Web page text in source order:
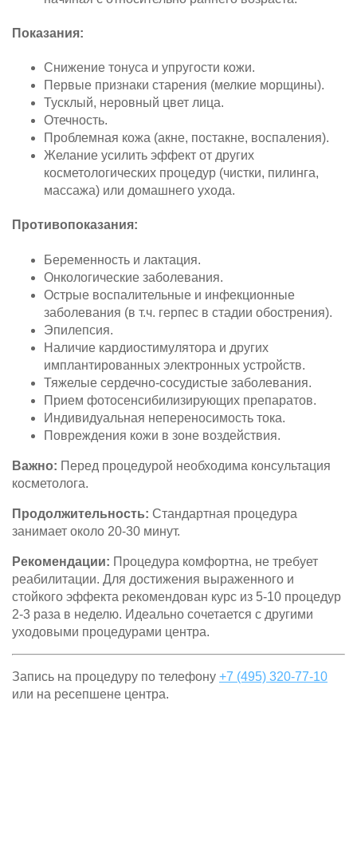
Показания:
Снижение тонуса и упругости кожи.
Первые признаки старения (мелкие морщины).
Тусклый, неровный цвет лица.
Отечность.
Проблемная кожа (акне, постакне, воспаления).
Желание усилить эффект от других
косметологических процедур (чистки, пилинга,
массажа) или домашнего ухода.
Противопоказания:
Беременность и лактация.
Онкологические заболевания.
Острые воспалительные и инфекционные
заболевания (в т.ч. герпес в стадии обострения).
Эпилепсия.
Наличие кардиостимулятора и других
имплантированных электронных устройств.
Тяжелые сердечно-сосудистые заболевания.
Прием фотосенсибилизирующих препаратов.
Индивидуальная непереносимость тока.
Повреждения кожи в зоне воздействия.
Важно: Перед процедурой необходима консультация
косметолога.
Продолжительность: Стандартная процедура
занимает около 20-30 минут.
Рекомендации: Процедура комфортна, не требует
реабилитации. Для достижения выраженного и
стойкого эффекта рекомендован курс из 5-10 процедур
2-3 раза в неделю. Идеально сочетается с другими
уходовыми процедурами центра.
Запись на процедуру по телефону +7 (495) 320-77-10
или на ресепшене центра.